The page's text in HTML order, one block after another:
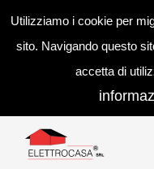
Utilizziamo i cookie per
sito. Navigando questo
accetta di